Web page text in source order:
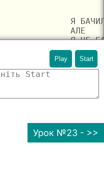
Start
Play
Урок №23 - >>